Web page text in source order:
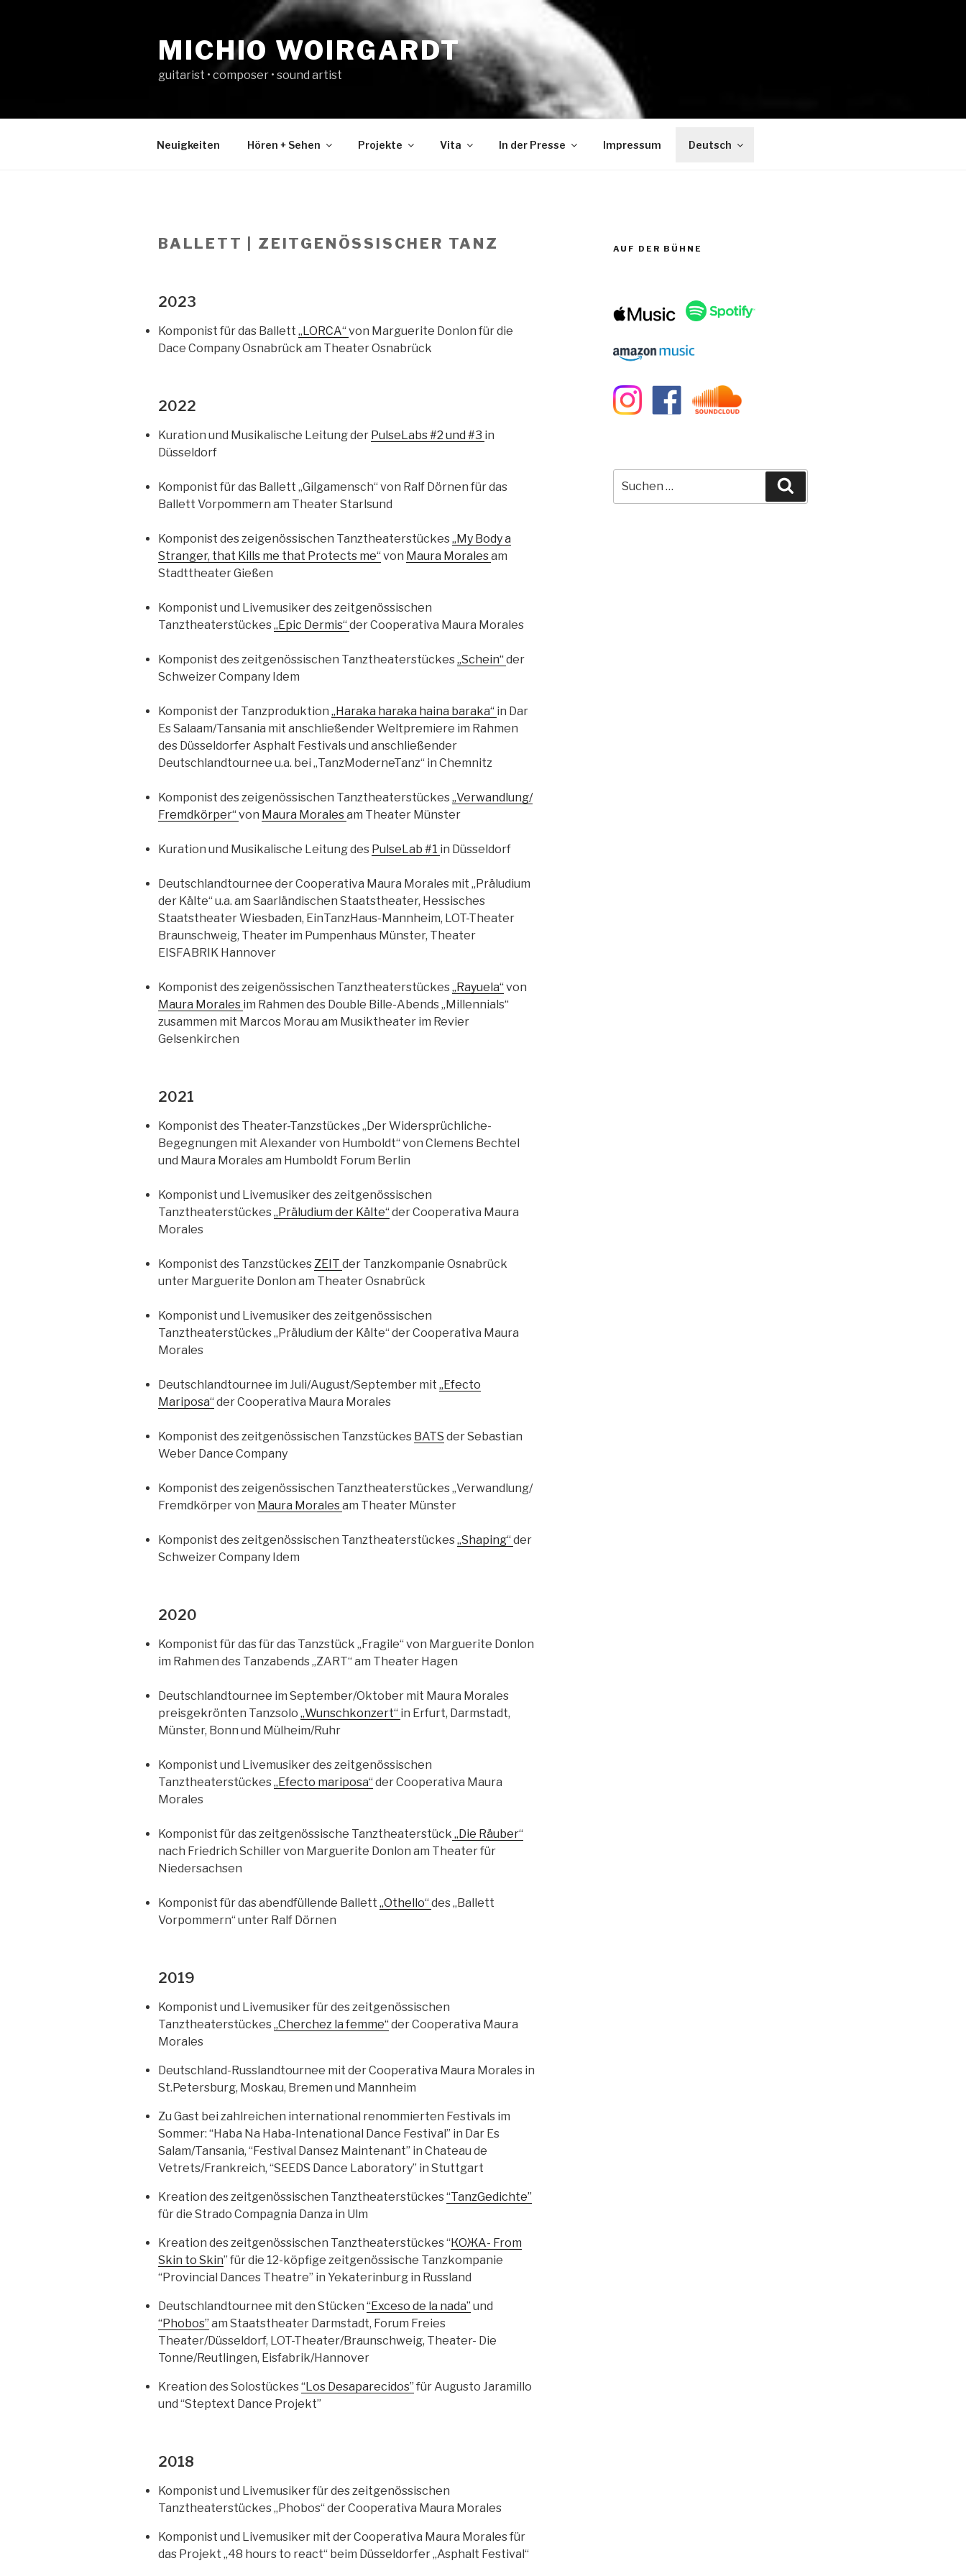
MICHIO WOIRGARDT
guitarist • composer • sound artist
Neuigkeiten Hören + Sehen Projekte Vita In der Presse Impressum Deutsch
BALLETT | ZEITGENÖSSISCHER TANZ
2023
Komponist für das Ballett „LORCA“von Marguerite Donlon für die
Dace Company Osnabrück am Theater Osnabrück
2022
Kuration und Musikalische Leitung der PulseLabs #2 und #3 in
Düsseldorf
Komponist für das Ballett „Gilgamensch“ von Ralf Dörnen für das
Ballett Vorpommern am Theater Starlsund
Komponist des zeigenössischen Tanztheaterstückes„My Body a
Stranger, that Kills me that Protects me“von Maura Moralesam
Stadttheater Gießen
Komponist und Livemusiker des zeitgenössischen
Tanztheaterstückes„Epic Dermis“der Cooperativa Maura Morales
Komponist des zeitgenössischen Tanztheaterstückes„Schein“der
Schweizer Company Idem
Komponist der Tanzproduktion „Haraka haraka haina baraka“ in Dar
Es Salaam/Tansania mit anschließender Weltpremiere im Rahmen
des Düsseldorfer Asphalt Festivals und anschließender
Deutschlandtournee u.a. bei „TanzModerneTanz“ in Chemnitz
Komponist des zeigenössischen Tanztheaterstückes„Verwandlung/
Fremdkörper“von Maura Moralesam Theater Münster
Kuration und Musikalische Leitung des PulseLab #1 in Düsseldorf
Deutschlandtournee der Cooperativa Maura Morales mit „Präludium
der Kälte“ u.a. am Saarländischen Staatstheater, Hessisches
Staatstheater Wiesbaden, EinTanzHaus-Mannheim, LOT-Theater
Braunschweig, Theater im Pumpenhaus Münster, Theater
EISFABRIK Hannover
Komponist des zeigenössischen Tanztheaterstückes„Rayuela“von
Maura Morales im Rahmen des Double Bille-Abends „Millennials“
zusammen mit Marcos Morau am Musiktheater im Revier
Gelsenkirchen
2021
Komponist des Theater-Tanzstückes „Der Widersprüchliche-
Begegnungen mit Alexander von Humboldt“ von Clemens Bechtel
und Maura Morales am Humboldt Forum Berlin
Komponist und Livemusiker des zeitgenössischen
Tanztheaterstückes„Präludium der Kälte“der Cooperativa Maura
Morales
Komponist des TanzstückesZEIT der Tanzkompanie Osnabrück
unter Marguerite Donlon am Theater Osnabrück
Komponist und Livemusiker des zeitgenössischen
Tanztheaterstückes „Präludium der Kälte“ der Cooperativa Maura
Morales
Deutschlandtournee im Juli/August/September mit „Efecto
Mariposa“der Cooperativa Maura Morales
Komponist des zeitgenössischen Tanzstückes BATS der Sebastian
Weber Dance Company
Komponist des zeigenössischen Tanztheaterstückes „Verwandlung/
Fremdkörper von Maura Moralesam Theater Münster
Komponist des zeitgenössischen Tanztheaterstückes„Shaping“der
Schweizer Company Idem
2020
Komponist für das für das Tanzstück „Fragile“ von Marguerite Donlon
im Rahmen des Tanzabends „ZART“ am Theater Hagen
Deutschlandtournee im September/Oktober mit Maura Morales
preisgekrönten Tanzsolo „Wunschkonzert“ in Erfurt, Darmstadt,
Münster, Bonn und Mülheim/Ruhr
Komponist und Livemusiker des zeitgenössischen
Tanztheaterstückes„Efecto mariposa“der Cooperativa Maura
Morales
Komponist für das zeitgenössische Tanztheaterstück „Die Räuber“
nach Friedrich Schiller von Marguerite Donlon am Theater für
Niedersachsen
Komponist für das abendfüllende Ballett „Othello“des „Ballett
Vorpommern“ unter Ralf Dörnen
2019
Komponist und Livemusiker für des zeitgenössischen
Tanztheaterstückes„Cherchez la femme“der Cooperativa Maura
Morales
Deutschland-Russlandtournee mit der Cooperativa Maura Morales in
St.Petersburg, Moskau, Bremen und Mannheim
Zu Gast bei zahlreichen international renommierten Festivals im
Sommer: “Haba Na Haba-Intenational Dance Festival” in Dar Es
Salam/Tansania, “Festival Dansez Maintenant” in Chateau de
Vetrets/Frankreich, “SEEDS Dance Laboratory” in Stuttgart
Kreation des zeitgenössischen Tanztheaterstückes“TanzGedichte”
für die Strado Compagnia Danza in Ulm
Kreation des zeitgenössischen Tanztheaterstückes “КОЖА- From
Skin to Skin” für die 12-köpfige zeitgenössische Tanzkompanie
“Provincial Dances Theatre” in Yekaterinburg in Russland
Deutschlandtournee mit den Stücken “Exceso de la nada” und
“Phobos” am Staatstheater Darmstadt, Forum Freies
Theater/Düsseldorf, LOT-Theater/Braunschweig, Theater- Die
Tonne/Reutlingen, Eisfabrik/Hannover
Kreation des Solostückes“Los Desaparecidos” für Augusto Jaramillo
und “Steptext Dance Projekt”
2018
Komponist und Livemusiker für des zeitgenössischen
Tanztheaterstückes „Phobos“ der Cooperativa Maura Morales
Komponist und Livemusiker mit der Cooperativa Maura Morales für
das Projekt „48 hours to react“ beim Düsseldorfer „Asphalt Festival“
AUF DER BÜHNE
nach: